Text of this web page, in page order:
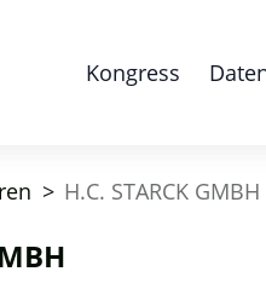
Kongress
> H.C. STARCK GMBH